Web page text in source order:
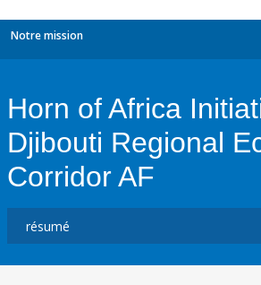
Notre mission
Horn of Africa
Djibouti Regional
Corridor AF